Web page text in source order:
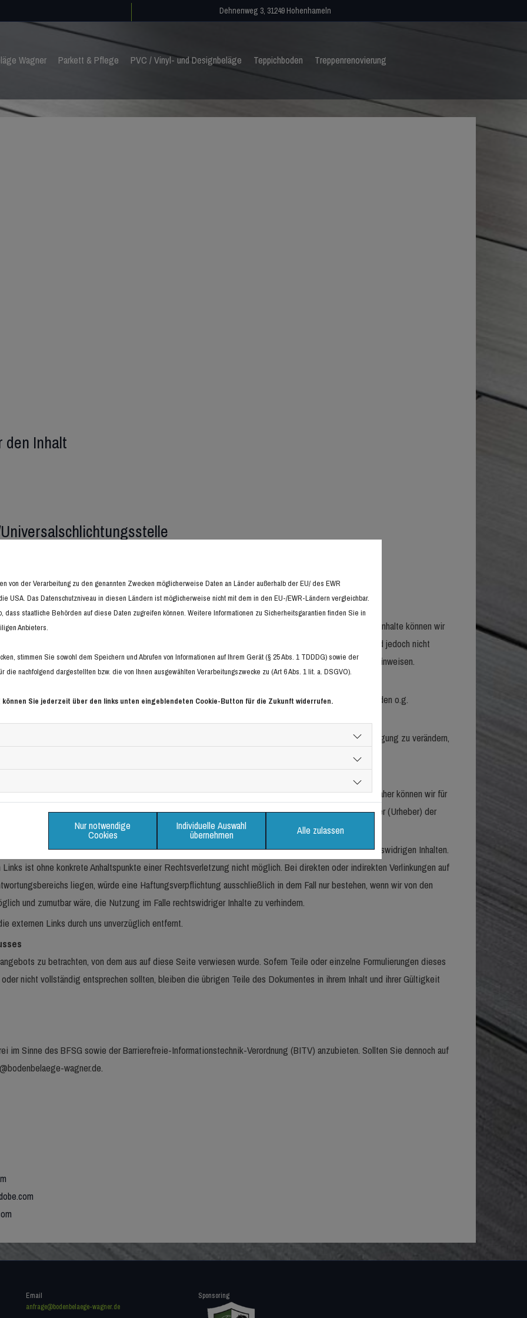
Dehnenweg 3, 31249 Hohenhameln
Wagner Parkett & Pflege PVC / Vinyl- und Designbeläge Teppichboden Treppenrenovierung
Inhalt
einer Verbraucherschlichtungsstelle teil.
Sorgfalt und nach bestem Gewissen erstellt. Für die Richtigkeit, Vollständigkeit und Aktualität der Inhalte können wir
sind wir für eigene Inhalte auf diesen Seiten nach den allgemeinen Gesetzen verantwortlich. Wir sind jedoch nicht
zu überwachen oder nach Umständen zu forschen, die auf eine rechtswidrige Tätigkeit hinweisen.
von Informationen nach den allgemeinen Gesetzen bleiben hiervon unberührt.
der Kenntniserlangung einer konkreten Rechtsverletzung möglich. Bei Bekanntwerden von den o.g.
entfernen.
behalten uns ausdrücklich vor, Teile der Seiten oder das gesamte Angebot ohne gesonderte Ankündigung zu verändern,
oder endgültig einzustellen.
Dritter. Auf die Inhalte dieser direkt oder indirekt verlinkten Webseiten haben wir keinen Einfluss. Daher können wir für
der Inhalte übernehmen. Für die Inhalte der externen Links sind die jeweilige Anbieter oder Betreiber (Urheber) der
auf eventuelle Rechtsverstöße überprüft und waren im Zeitpunkt der Linksetzung frei von rechtswidrigen Inhalten.
ist ohne konkrete Anhaltspunkte einer Rechtsverletzung nicht möglich. Bei direkten oder indirekten Verlinkungen auf
liegen, würde eine Haftungsverpflichtung ausschließlich in dem Fall nur bestehen, wenn wir von den
und zumutbar wäre, die Nutzung im Falle rechtswidriger Inhalte zu verhindern.
externen Links durch uns unverzüglich entfernt.
zu betrachten, von dem aus auf diese Seite verwiesen wurde. Sofern Teile oder einzelne Formulierungen dieses
nicht vollständig entsprechen sollten, bleiben die übrigen Teile des Dokumentes in ihrem Inhalt und ihrer Gültigkeit
im Sinne des BFSG sowie der Barrierefreie-Informationstechnik-Verordnung (BITV) anzubieten. Sollten Sie dennoch auf
wagner.de.
Email
anfrage@bodenbelaege-wagner.de
Sponsoring
von der Verarbeitung zu den genannten Zwecken möglicherweise Daten an Länder außerhalb der EU/ des EWR
USA. Das Datenschutzniveau in diesen Ländern ist möglicherweise nicht mit dem in den EU-/EWR-Ländern vergleichbar.
dass staatliche Behörden auf diese Daten zugreifen können. Weitere Informationen zu Sicherheitsgarantien finden Sie in
Anbieters.
stimmen Sie sowohl dem Speichern und Abrufen von Informationen auf Ihrem Gerät (§ 25 Abs. 1 TDDDG) sowie der
die nachfolgend dargestellten bzw. die von Ihnen ausgewählten Verarbeitungszwecke zu (Art 6 Abs. 1 lit. a. DSGVO).
Sie jederzeit über den links unten eingeblendeten Cookie-Button für die Zukunft widerrufen.
Nur notwendige
Cookies
Individuelle Auswahl
übernehmen Alle zulassen